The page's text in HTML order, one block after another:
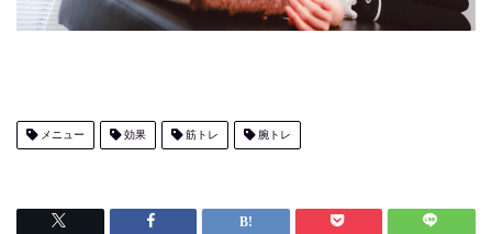
メニュー 効果 筋トレ 腕トレ